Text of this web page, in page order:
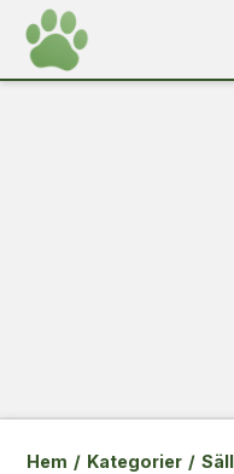
Hem / Kategorier /